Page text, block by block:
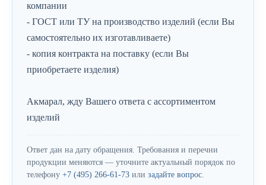
компании
- ГОСТ или ТУ на производство изделий (если Вы
самостоятельно их изготавливаете)
- копия контракта на поставку (если Вы
приобретаете изделия)
Акмарал, жду Вашего ответа с ассортиментом
изделий
Ответ дан на дату обращения. Требования и перечни
продукции меняются — уточните актуальный порядок по
телефону +7 (495) 266-61-73 или задайте вопрос.